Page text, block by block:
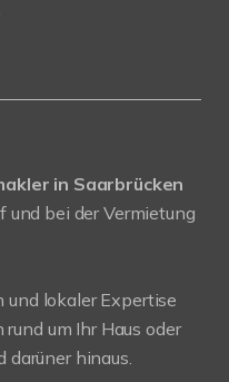
in Saarbrücken
bei der Vermietung
lokaler Expertise
um Ihr Haus oder
darüner hinaus.